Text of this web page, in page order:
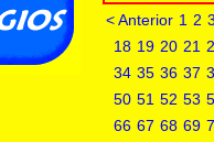
< Anterior 1 2
18 19 20 21
34 35 36 37
50 51 52 53
66 67 68 69